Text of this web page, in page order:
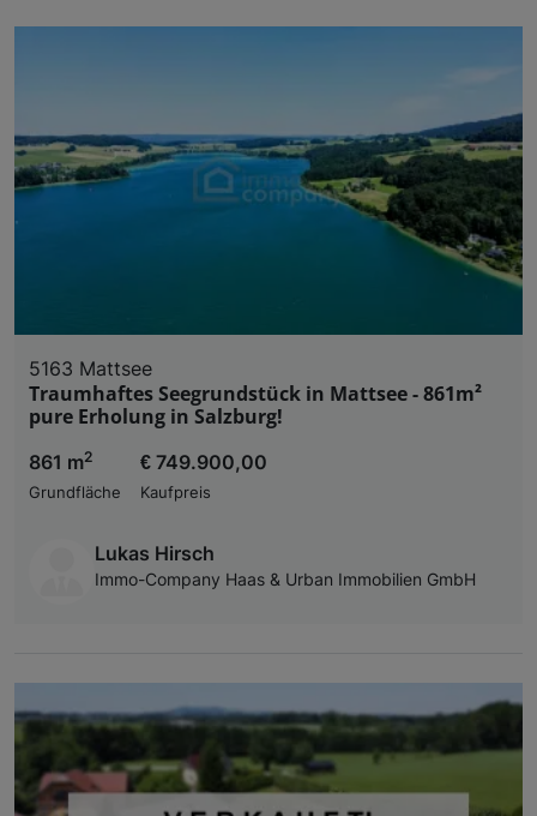
5163 Mattsee
Traumhaftes Seegrundstück in Mattsee - 861m²
pure Erholung in Salzburg!
861 m2
Grundfläche
€ 749.900,00
Kaufpreis
Lukas Hirsch
Immo-Company Haas & Urban Immobilien GmbH